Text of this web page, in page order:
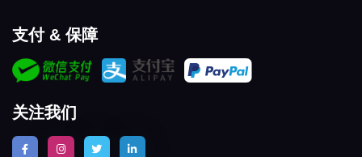
支付 & 保障
关注我们